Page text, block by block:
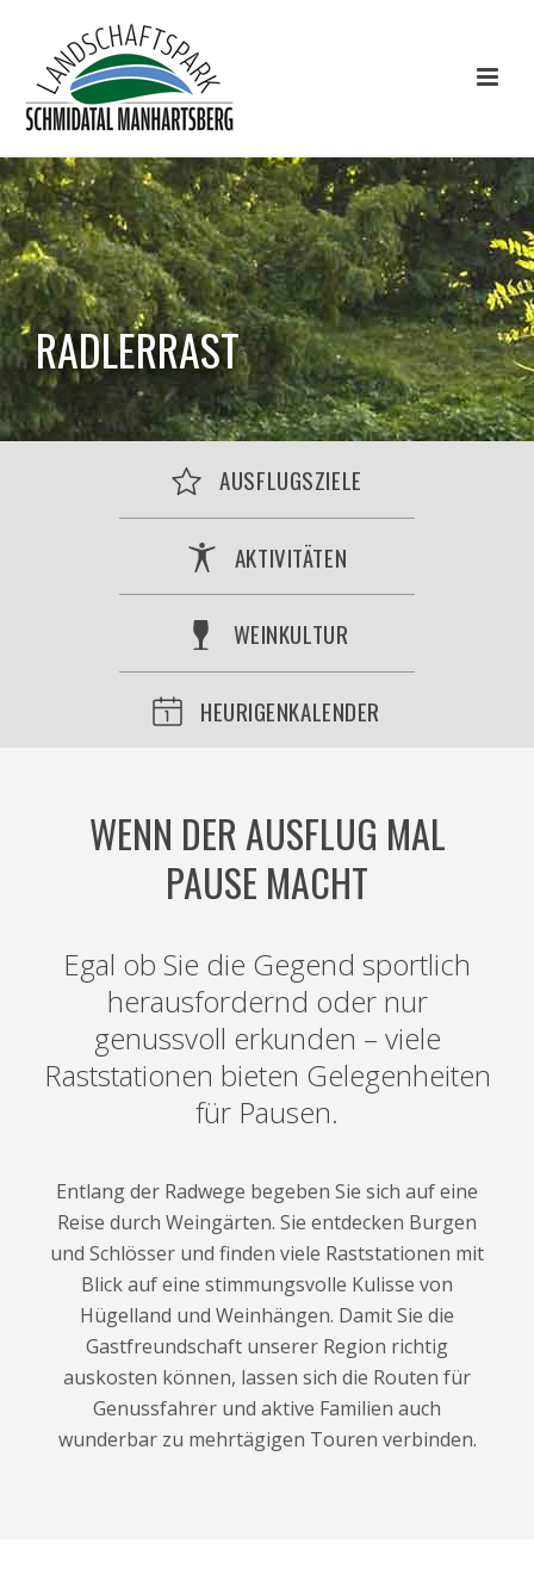
RADLERRAST
AUSFLUGSZIELE
AKTIVITÄTEN
WEINKULTUR
HEURIGENKALENDER
WENN DER AUSFLUG MAL
PAUSE MACHT
Egal ob Sie die Gegend sportlich
herausfordernd oder nur
genussvoll erkunden – viele
Raststationen bieten Gelegenheiten
für Pausen.
Entlang der Radwege begeben Sie sich auf eine
Reise durch Weingärten. Sie entdecken Burgen
und Schlösser und finden viele Raststationen mit
Blick auf eine stimmungsvolle Kulisse von
Hügelland und Weinhängen. Damit Sie die
Gastfreundschaft unserer Region richtig
auskosten können, lassen sich die Routen für
Genussfahrer und aktive Familien auch
wunderbar zu mehrtägigen Touren verbinden.